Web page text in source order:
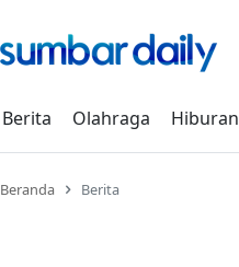
Berita Olahraga Hiburan
Beranda Berita